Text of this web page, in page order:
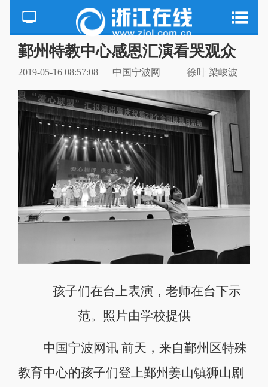
鄞州特教中心感恩汇演看哭观众
2019-05-16 08:57:08 中国宁波网 徐叶 梁峻波
孩子们在台上表演，老师在台下示
范。照片由学校提供
中国宁波网讯 前天，来自鄞州区特殊
教育中心的孩子们登上鄞州姜山镇狮山剧